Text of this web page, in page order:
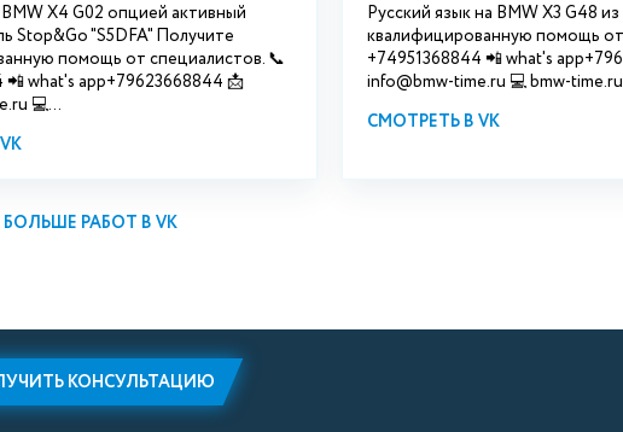
X4 G02 опцией активный
Stop&Go "S5DFA" Получите
помощь от специалистов. 📞
📲 what's app+79623668844 📩
💻...
Русский язык на BMW X3 G48
квалифицированную помощь
+74951368844 📲 what's
info@bmw-time.ru 💻 bmw-
СМОТРЕТЬ В VK
БОЛЬШЕ РАБОТ В VK
КОНСУЛЬТАЦИЮ